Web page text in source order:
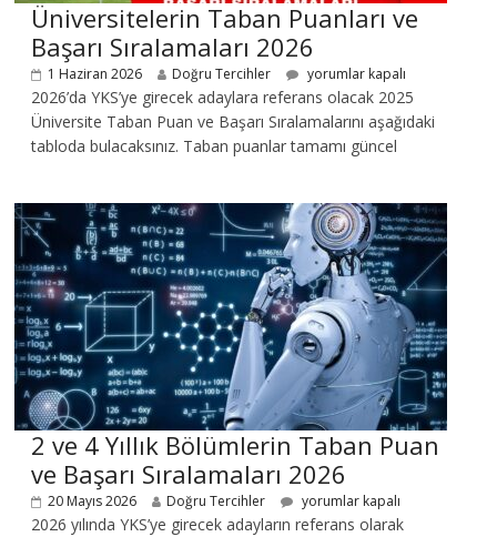
Üniversitelerin Taban Puanları ve
Başarı Sıralamaları 2026
1 Haziran 2026 Doğru Tercihler yorumlar kapalı
2026’da YKS’ye girecek adaylara referans olacak 2025
Üniversite Taban Puan ve Başarı Sıralamalarını aşağıdaki
tabloda bulacaksınız. Taban puanlar tamamı güncel
2 ve 4 Yıllık Bölümlerin Taban Puan
ve Başarı Sıralamaları 2026
20 Mayıs 2026 Doğru Tercihler yorumlar kapalı
2026 yılında YKS’ye girecek adayların referans olarak